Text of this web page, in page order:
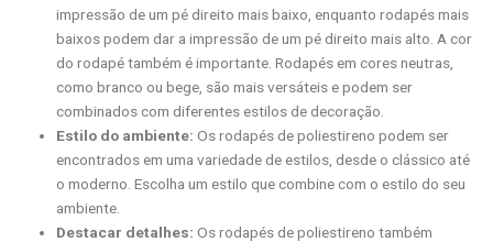
impressão de um pé direito mais baixo, enquanto rodapés mais
baixos podem dar a impressão de um pé direito mais alto. A cor
do rodapé também é importante. Rodapés em cores neutras,
como branco ou bege, são mais versáteis e podem ser
combinados com diferentes estilos de decoração.
Estilo do ambiente: Os rodapés de poliestireno podem ser
encontrados em uma variedade de estilos, desde o clássico até
o moderno. Escolha um estilo que combine com o estilo do seu
ambiente.
Destacar detalhes: Os rodapés de poliestireno também